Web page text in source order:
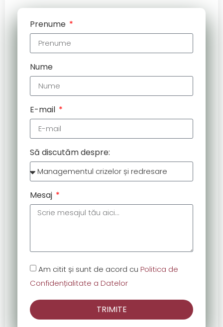
Prenume
Nume
E-mail
Să discutăm despre:
Mesaj
Am citit și sunt de acord cu Politica de
Confidențialitate a Datelor
TRIMITE